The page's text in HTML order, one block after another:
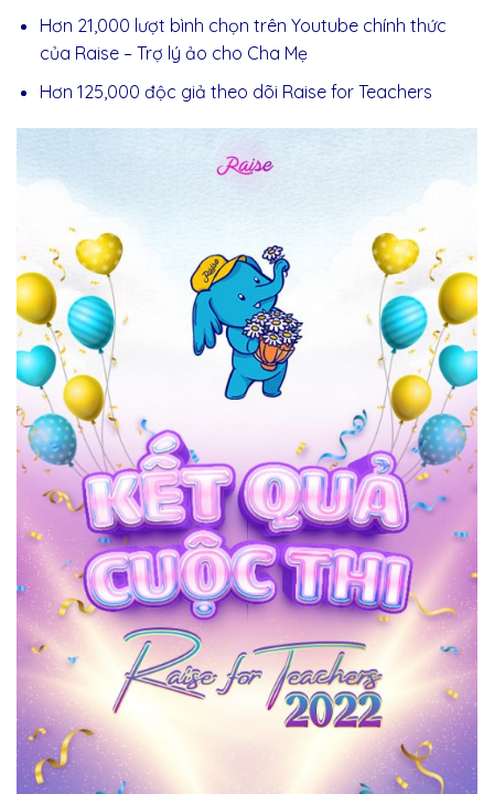
Hơn 21,000 lượt bình chọn trên Youtube chính thức
của Raise – Trợ lý ảo cho Cha Mẹ
Hơn 125,000 độc giả theo dõi Raise for Teachers